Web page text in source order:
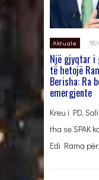
Aktuale
Një gjyqtar i
të hetojë
Berisha: Ra
emergjente
Kreu i PD,
tha se SPAK
Edi Rama